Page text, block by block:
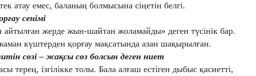
атау емес, баланың болмысына сіңетін белгі.
сенімі
жерде жын-шайтан жоламайды» деген түсінік бар.
күштерден қорғау мақсатында азан шақырылған.
сөзі – жақсы сөз болсын деген ниет
терең, ізгілікке толы. Бала алғаш естіген дыбыс қасиетті,